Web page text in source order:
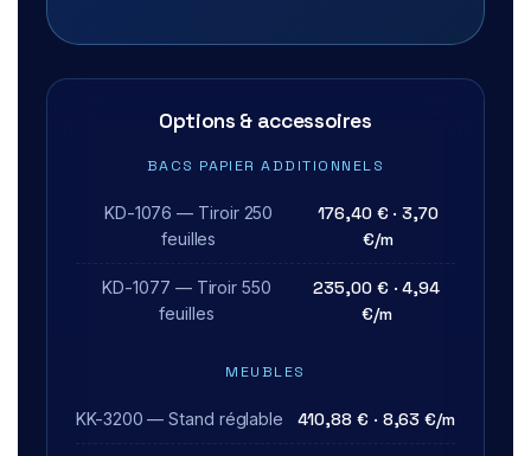
Options & accessoires
BACS PAPIER ADDITIONNELS
KD-1076 — Tiroir 250
feuilles
176,40 € · 3,70
€/m
KD-1077 — Tiroir 550
feuilles
235,00 € · 4,94
€/m
MEUBLES
KK-3200 — Stand réglable 410,88 € · 8,63 €/m